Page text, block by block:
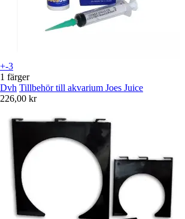
+-3
1 färger
Dvh Tillbehör till akvarium Joes Juice
226,00 kr